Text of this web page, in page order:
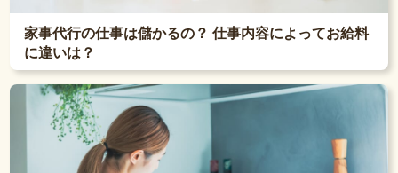
家事代行の仕事は儲かるの？ 仕事内容によってお給料
に違いは？